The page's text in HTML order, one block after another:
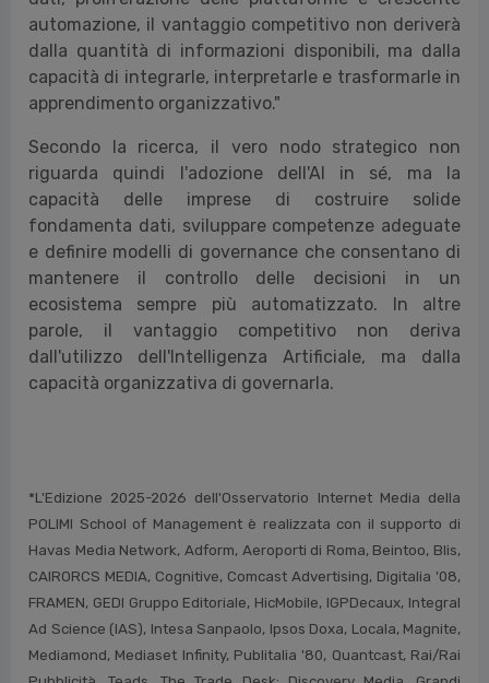
automazione, il vantaggio competitivo non deriverà
dalla quantità di informazioni disponibili, ma dalla
capacità di integrarle, interpretarle e trasformarle in
apprendimento organizzativo."
Secondo la ricerca, il vero nodo strategico non
riguarda quindi l'adozione dell'AI in sé, ma la
capacità delle imprese di costruire solide
fondamenta dati, sviluppare competenze adeguate
e definire modelli di governance che consentano di
mantenere il controllo delle decisioni in un
ecosistema sempre più automatizzato. In altre
parole, il vantaggio competitivo non deriva
dall'utilizzo dell'Intelligenza Artificiale, ma dalla
capacità organizzativa di governarla.
*L'Edizione 2025-2026 dell'Osservatorio Internet Media della
POLIMI School of Management è realizzata con il supporto di
Havas Media Network, Adform, Aeroporti di Roma, Beintoo, Blis,
CAIRORCS MEDIA, Cognitive, Comcast Advertising, Digitalia '08,
FRAMEN, GEDI Gruppo Editoriale, HicMobile, IGPDecaux, Integral
Ad Science (IAS), Intesa Sanpaolo, Ipsos Doxa, Locala, Magnite,
Mediamond, Mediaset Infinity, Publitalia '80, Quantcast, Rai/Rai